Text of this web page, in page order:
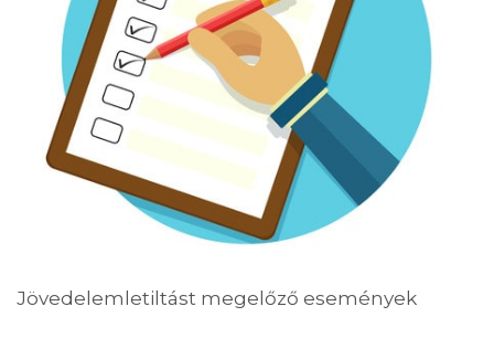
Jövedelemletiltást megelőző események